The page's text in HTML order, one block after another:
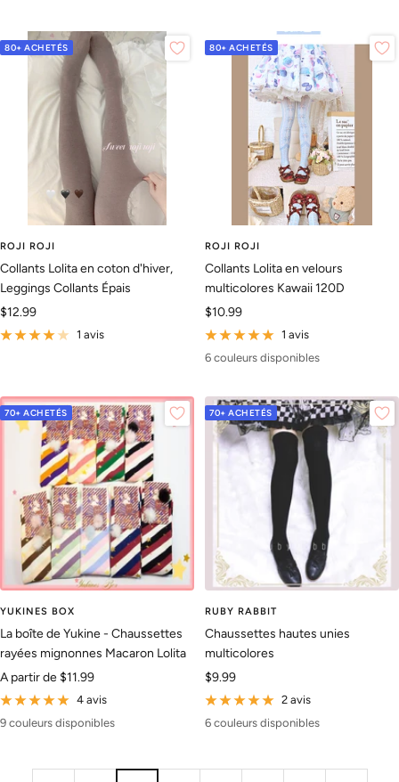
80+ ACHETÉS
ROJI ROJI
Collants Lolita en coton d'hiver,
Leggings Collants Épais
Prix
de
$12.99
1 avis
80+ ACHETÉS
ROJI ROJI
Collants Lolita en velours
multicolores Kawaii 120D
Prix
de
vente
$10.99
1 avis
6 couleurs disponibles
70+ ACHETÉS
YUKINES BOX
La boîte de Yukine - Chaussettes
rayées mignonnes Macaron Lolita
Prix
de
vente
A partir de $11.99
4 avis
9 couleurs disponibles
70+ ACHETÉS
RUBY RABBIT
Chaussettes hautes unies
multicolores
Prix
de
vente
$9.99
2 avis
6 couleurs disponibles